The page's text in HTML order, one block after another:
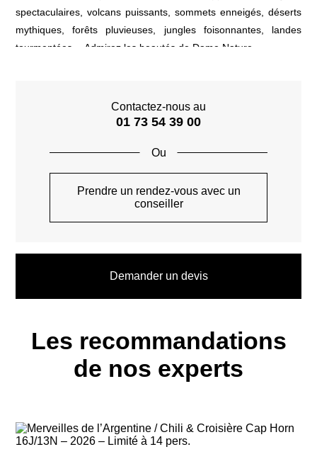
spectaculaires, volcans puissants, sommets enneigés, déserts
mythiques, forêts pluvieuses, jungles foisonnantes, landes
tourmentées… Admirez les beautés de Dame Nature.
Contactez-nous au
01 73 54 39 00
Prendre un rendez-vous avec un
conseiller
Demander un devis
Les recommandations
de nos experts